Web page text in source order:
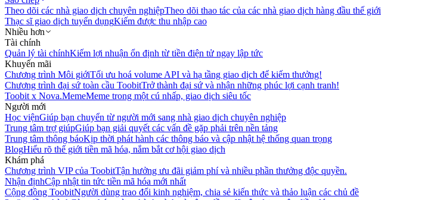
Theo dõi các nhà giao dịch chuyên nghiệpTheo dõi thao tác của các nhà giao dịch hàng đầu thế giới
Thạc sĩ giao dịch tuyển dụngKiếm được thu nhập cao
Nhiều hơn
Tài chính
Quản lý tài chínhKiếm lợi nhuận ổn định từ tiền điện tử ngay lập tức
Khuyến mãi
Chương trình Môi giớiTối ưu hoá volume API và hạ tầng giao dịch để kiếm thưởng!
Chương trình đại sứ toàn cầu ToobitTrở thành đại sứ và nhận những phúc lợi cạnh tranh!
Toobit x Nova.MemeMeme trong một cú nhấp, giao dịch siêu tốc
Người mới
Học việnGiúp bạn chuyển từ người mới sang nhà giao dịch chuyên nghiệp
Trung tâm trợ giúpGiúp bạn giải quyết các vấn đề gặp phải trên nền tảng
Trung tâm thông báoKịp thời phát hành các thông báo và cập nhật hệ thống quan trọng
BlogHiểu rõ thế giới tiền mã hóa, nắm bắt cơ hội giao dịch
Khám phá
Chương trình VIP của ToobitTận hưởng ưu đãi giảm phí và nhiều phần thưởng độc quyền.
Nhận địnhCập nhật tin tức tiền mã hóa mới nhất
Cộng đồng ToobitNgười dùng trao đổi kinh nghiệm, chia sẻ kiến thức và thảo luận các chủ đề